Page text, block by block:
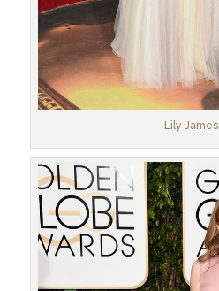
Lily James